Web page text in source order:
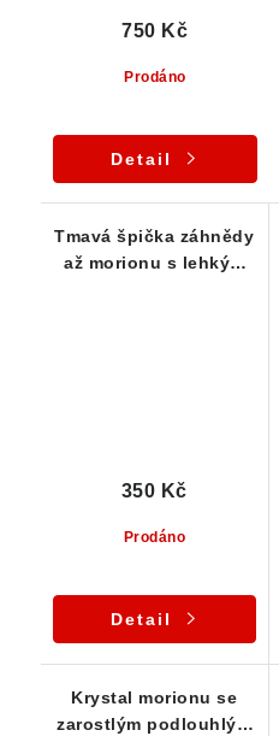
Prodáno
750 Kč
Detail
Tmavá špička záhnědy
až morionu s lehkým
Prodáno
350 Kč
Detail
Krystal morionu se
zarostlým podlouhlým